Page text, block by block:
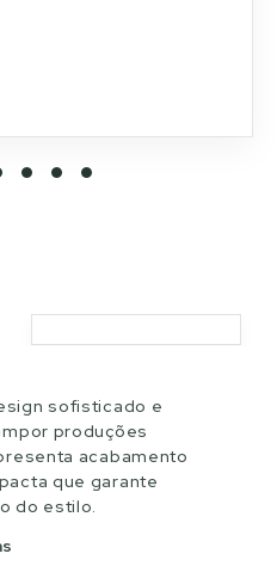
sofisticado e
produções
acabamento
que garante
do estilo.